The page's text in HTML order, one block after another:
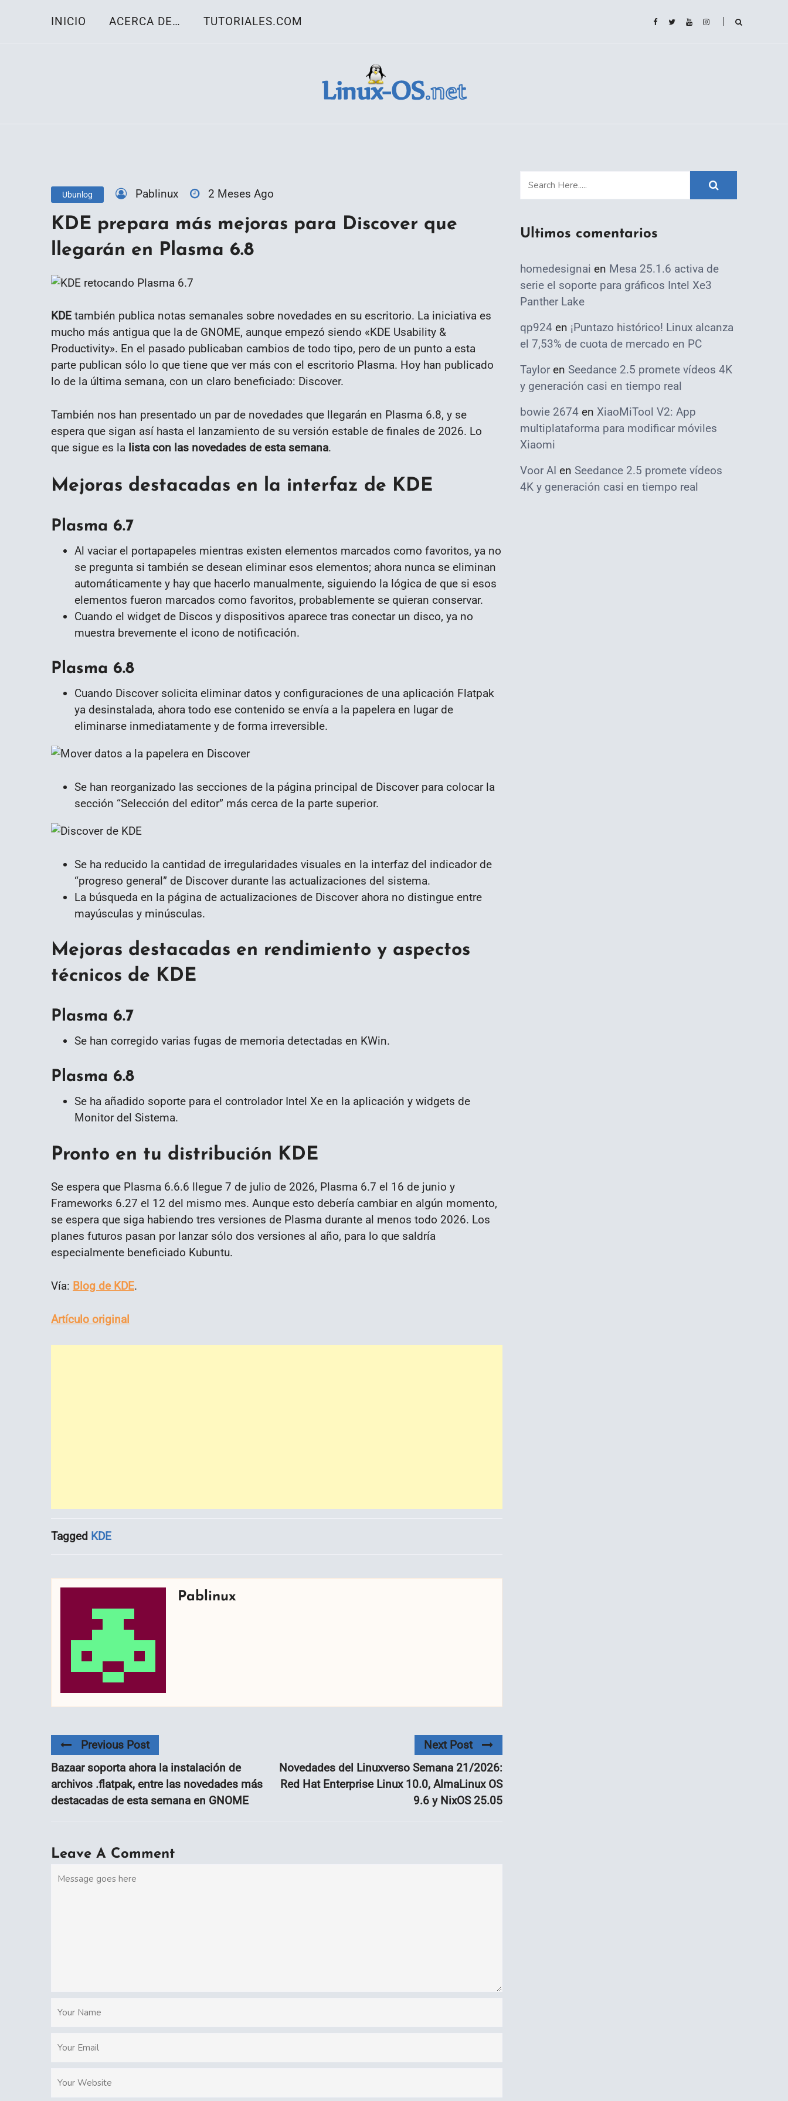
INICIO ACERCA DE… TUTORIALES.COM
Ubunlog Pablinux 2 Meses Ago
KDE prepara más mejoras para Discover que
llegarán en Plasma 6.8
KDE también publica notas semanales sobre novedades en su escritorio. La iniciativa es
mucho más antigua que la de GNOME, aunque empezó siendo «KDE Usability &
Productivity». En el pasado publicaban cambios de todo tipo, pero de un punto a esta
parte publican sólo lo que tiene que ver más con el escritorio Plasma. Hoy han publicado
lo de la última semana, con un claro beneficiado: Discover.
También nos han presentado un par de novedades que llegarán en Plasma 6.8, y se
espera que sigan así hasta el lanzamiento de su versión estable de finales de 2026. Lo
que sigue es la lista con las novedades de esta semana.
Mejoras destacadas en la interfaz de KDE
Plasma 6.7
Al vaciar el portapapeles mientras existen elementos marcados como favoritos, ya no
se pregunta si también se desean eliminar esos elementos; ahora nunca se eliminan
automáticamente y hay que hacerlo manualmente, siguiendo la lógica de que si esos
elementos fueron marcados como favoritos, probablemente se quieran conservar.
Cuando el widget de Discos y dispositivos aparece tras conectar un disco, ya no
muestra brevemente el icono de notificación.
Plasma 6.8
Cuando Discover solicita eliminar datos y configuraciones de una aplicación Flatpak
ya desinstalada, ahora todo ese contenido se envía a la papelera en lugar de
eliminarse inmediatamente y de forma irreversible.
Se han reorganizado las secciones de la página principal de Discover para colocar la
sección “Selección del editor” más cerca de la parte superior.
Se ha reducido la cantidad de irregularidades visuales en la interfaz del indicador de
“progreso general” de Discover durante las actualizaciones del sistema.
La búsqueda en la página de actualizaciones de Discover ahora no distingue entre
mayúsculas y minúsculas.
Mejoras destacadas en rendimiento y aspectos
técnicos de KDE
Plasma 6.7
Se han corregido varias fugas de memoria detectadas en KWin.
Plasma 6.8
Se ha añadido soporte para el controlador Intel Xe en la aplicación y widgets de
Monitor del Sistema.
Pronto en tu distribución KDE
Se espera que Plasma 6.6.6 llegue 7 de julio de 2026, Plasma 6.7 el 16 de junio y
Frameworks 6.27 el 12 del mismo mes. Aunque esto debería cambiar en algún momento,
se espera que siga habiendo tres versiones de Plasma durante al menos todo 2026. Los
planes futuros pasan por lanzar sólo dos versiones al año, para lo que saldría
especialmente beneficiado Kubuntu.
Vía: Blog de KDE.
Artículo original
Tagged KDE
Pablinux
Previous Post
Bazaar soporta ahora la instalación de
archivos .flatpak, entre las novedades más
destacadas de esta semana en GNOME
Next Post
Novedades del Linuxverso Semana 21/2026:
Red Hat Enterprise Linux 10.0, AlmaLinux OS
9.6 y NixOS 25.05
Leave A Comment
Ultimos comentarios
homedesignai en Mesa 25.1.6 activa de
serie el soporte para gráficos Intel Xe3
Panther Lake
qp924 en ¡Puntazo histórico! Linux alcanza
el 7,53% de cuota de mercado en PC
Taylor en Seedance 2.5 promete vídeos 4K
y generación casi en tiempo real
bowie 2674 en XiaoMiTool V2: App
multiplataforma para modificar móviles
Xiaomi
Voor AI en Seedance 2.5 promete vídeos
4K y generación casi en tiempo real